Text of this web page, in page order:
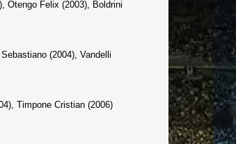
Otengo Felix (2003), Boldrini
(2004), Vandelli
Timpone Cristian (2006)